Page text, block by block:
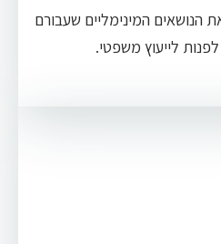
הנושאים המינימליים שעבורם
לייעוץ משפטי.